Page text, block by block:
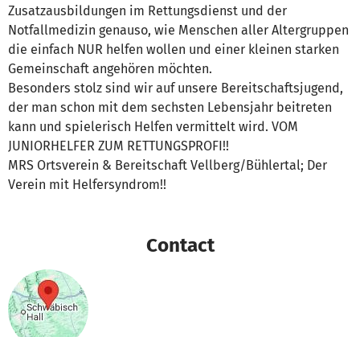
Zusatzausbildungen im Rettungsdienst und der
Notfallmedizin genauso, wie Menschen aller Altergruppen
die einfach NUR helfen wollen und einer kleinen starken
Gemeinschaft angehören möchten.
Besonders stolz sind wir auf unsere Bereitschaftsjugend,
der man schon mit dem sechsten Lebensjahr beitreten
kann und spielerisch Helfen vermittelt wird. VOM
JUNIORHELFER ZUM RETTUNGSPROFI!!
MRS Ortsverein & Bereitschaft Vellberg/Bühlertal; Der
Verein mit Helfersyndrom!!
Contact